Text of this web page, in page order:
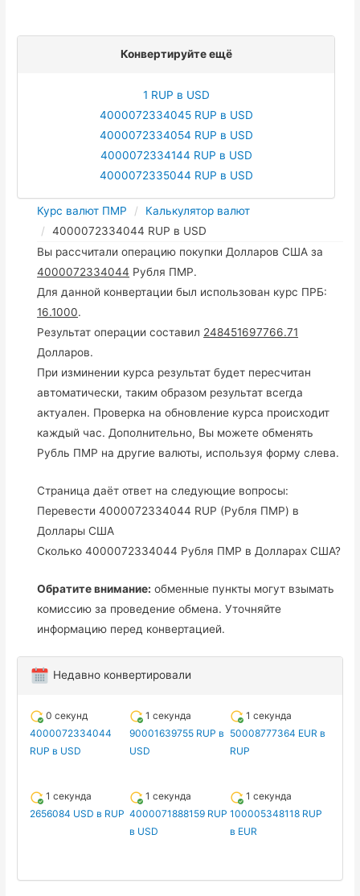
Конвертируйте ещё
1 RUP в USD
4000072334045 RUP в USD
4000072334054 RUP в USD
4000072334144 RUP в USD
4000072335044 RUP в USD
Курс валют ПМР
Калькулятор валют
4000072334044 RUP в USD
Вы рассчитали операцию покупки Долларов США за
4000072334044 Рубля ПМР.
Для данной конвертации был использован курс ПРБ:
16.1000.
Результат операции составил 248451697766.71
Долларов.
При изминении курса результат будет пересчитан
автоматически, таким образом результат всегда
актуален. Проверка на обновление курса происходит
каждый час. Дополнительно, Вы можете обменять
Рубль ПМР на другие валюты, используя форму слева.
Страница даёт ответ на следующие вопросы:
Перевести 4000072334044 RUP (Рубля ПМР) в
Доллары США
Сколько 4000072334044 Рубля ПМР в Долларах США?
Обратите внимание: обменные пункты могут взымать
комиссию за проведение обмена. Уточняйте
информацию перед конвертацией.
Недавно конвертировали
0 секунд
4000072334044
RUP в USD
1 секунда
90001639755 RUP в
USD
1 секунда
50008777364 EUR в
RUP
1 секунда
2656084 USD в RUP
1 секунда
4000071888159 RUP
в USD
1 секунда
100005348118 RUP
в EUR